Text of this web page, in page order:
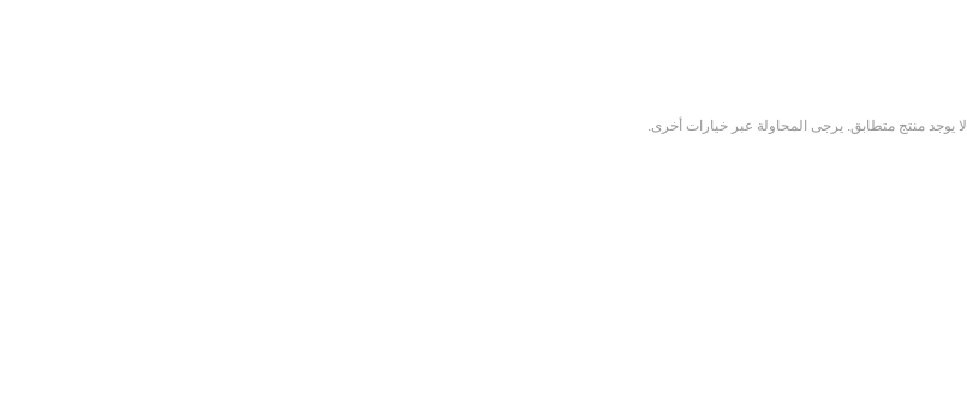
لا يوجد منتج متطابق. يرجى المحاولة عبر خيارات أخرى.